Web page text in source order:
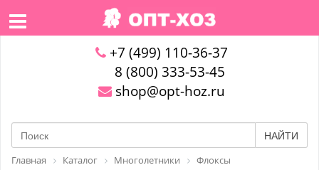
+7 (499) 110-36-37
8 (800) 333-53-45
shop@opt-hoz.ru
НАЙТИ
Главная Каталог Многолетники
Флоксы